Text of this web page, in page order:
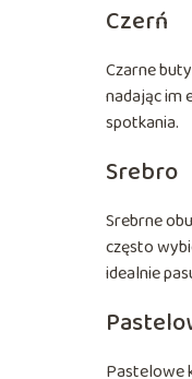
Czerń
Czarne
nadając im
spotkania.
Srebro
Srebrne
często
idealnie
Pastelowe